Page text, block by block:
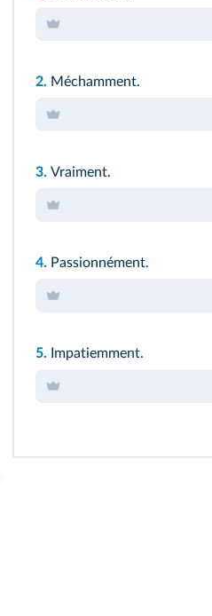
2. Méchamment.
3. Vraiment.
4. Passionnément.
5. Impatiemment.